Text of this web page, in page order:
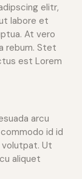
elitr,
labore et
At vero
rebum. Stet
est Lorem
arcu
id id
volutpat. Ut
aliquet